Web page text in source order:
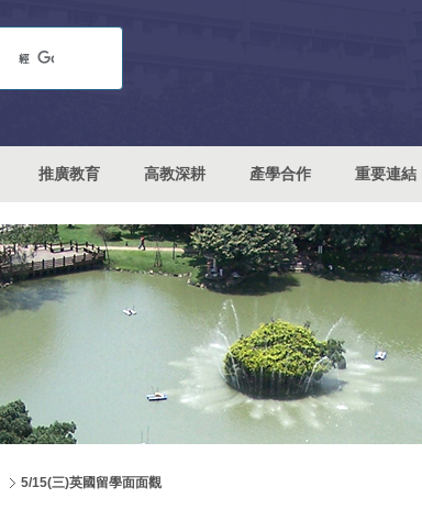
推廣教育 高教深耕 產學合作 重要連結
5/15(三)英國留學面面觀